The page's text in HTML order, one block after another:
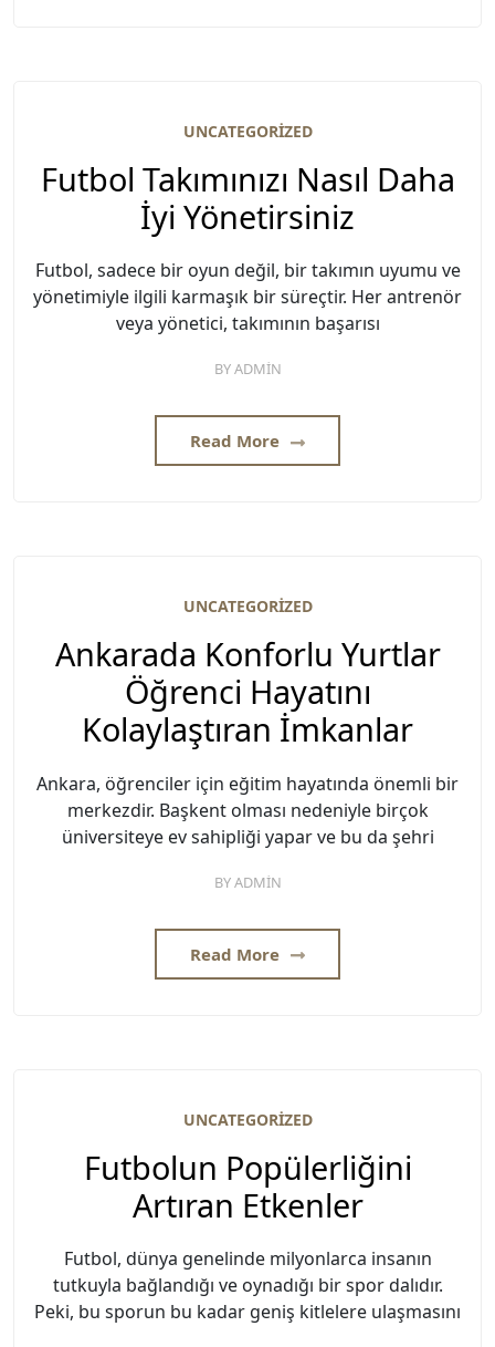
UNCATEGORIZED
Futbol Takımınızı Nasıl Daha
İyi Yönetirsiniz
Futbol, sadece bir oyun değil, bir takımın uyumu ve
yönetimiyle ilgili karmaşık bir süreçtir. Her antrenör
veya yönetici, takımının başarısı
BYADMIN
Read More
UNCATEGORIZED
Ankarada Konforlu Yurtlar
Öğrenci Hayatını
Kolaylaştıran İmkanlar
Ankara, öğrenciler için eğitim hayatında önemli bir
merkezdir. Başkent olması nedeniyle birçok
üniversiteye ev sahipliği yapar ve bu da şehri
BYADMIN
Read More
UNCATEGORIZED
Futbolun Popülerliğini
Artıran Etkenler
Futbol, dünya genelinde milyonlarca insanın
tutkuyla bağlandığı ve oynadığı bir spor dalıdır.
Peki, bu sporun bu kadar geniş kitlelere ulaşmasını